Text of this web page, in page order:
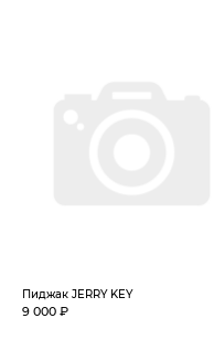
Пиджак JERRY KEY
9 000 ₽